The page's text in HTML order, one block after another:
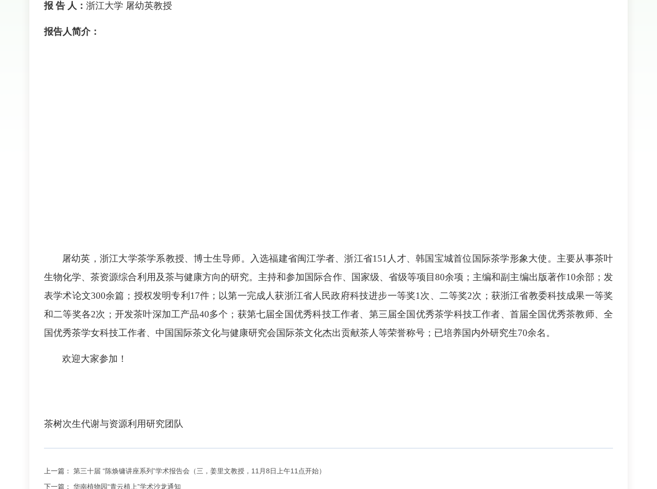
报 告 人： 浙江大学 屠幼英教授
报告人简介：
屠幼英，浙江大学茶学系教授、博士生导师。入选福建省闽江学者、浙江省151人才、韩国宝城首位国际茶学形象大使。主要从事茶叶
生物化学、茶资源综合利用及茶与健康方向的研究。主持和参加国际合作、国家级、省级等项目80余项；主编和副主编出版著作10余部；发
表学术论文300余篇；授权发明专利17件；以第一完成人获浙江省人民政府科技进步一等奖1次、二等奖2次；获浙江省教委科技成果一等奖
和二等奖各2次；开发茶叶深加工产品40多个 ；获第七届全国优秀科技工作者、第三届全国优秀茶学科技工作者、首届全国优秀茶教师、全
国优秀茶学女科技工作者、中国国际茶文化与健康研究会国际茶文化杰出贡献茶人等荣誉称号；已培养国内外研究生70余名。
欢迎大家参加！
茶树次生代谢与资源利用研究团队
上一篇：
第三十届 “陈焕镛讲座系列”学术报告会（三，姜里文教授，11月8日上午11点开始）
下一篇：
华南植物园“青云植上”学术沙龙通知